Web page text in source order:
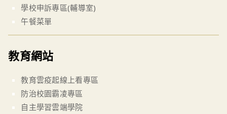
學校申訴專區(輔導室)
午餐菜單
教育網站
教育雲疫起線上看專區
防治校園霸凌專區
自主學習雲端學院